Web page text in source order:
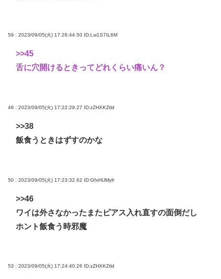
59 : 2023/09/05(火) 17:26:44.50 ID:Lw1S7IL6M
>>45
舌に穴開けるときってどれくらい痛いん？
46 : 2023/09/05(火) 17:22:29.27 ID:zZHXKZtld
>>38
飯食うときはずすのかな
50 : 2023/09/05(火) 17:23:32.62 ID:GfxHUMyfr
>>46
ワイは外さなかったまたピアス入れ直すの面倒だし
ホント飯食う時邪魔
53 : 2023/09/05(火) 17:24:40.26 ID:zZHXKZtld